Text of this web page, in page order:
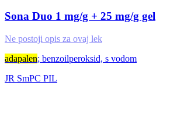
Sona Duo 1 mg/g + 25 mg/g gel
Ne postoji opis za ovaj lek
adapalen; benzoilperoksid, s vodom
JR SmPC PIL